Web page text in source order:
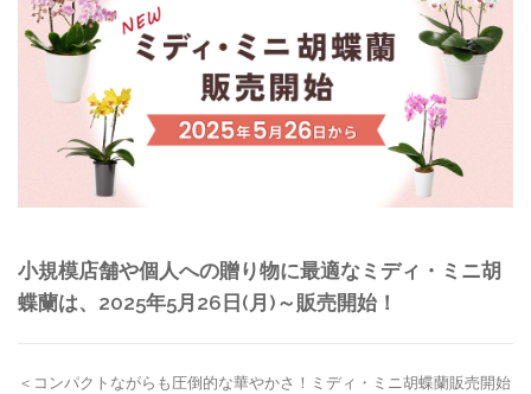
小規模店舗や個人への贈り物に最適なミディ・ミニ胡
蝶蘭は、2025年5月26日(月)～販売開始！
＜コンパクトながらも圧倒的な華やかさ！ミディ・ミニ胡蝶蘭販売開始